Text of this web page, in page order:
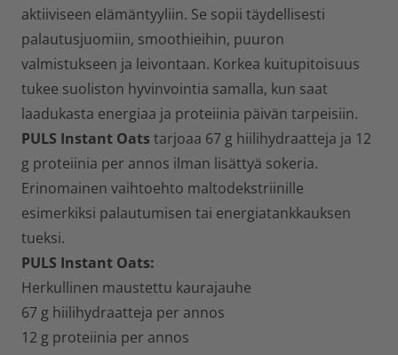
aktiiviseen elämäntyyliin. Se sopii täydellisesti
palautusjuomiin, smoothieihin, puuron
valmistukseen ja leivontaan. Korkea kuitupitoisuus
tukee suoliston hyvinvointia samalla, kun saat
laadukasta energiaa ja proteiinia päivän tarpeisiin.
PULS Instant Oats tarjoaa 67 g hiilihydraatteja ja 12
g proteiinia per annos ilman lisättyä sokeria.
Erinomainen vaihtoehto maltodekstriinille
esimerkiksi palautumisen tai energiatankkauksen
tueksi.
PULS Instant Oats:
Herkullinen maustettu kaurajauhe
67 g hiilihydraatteja per annos
12 g proteiinia per annos